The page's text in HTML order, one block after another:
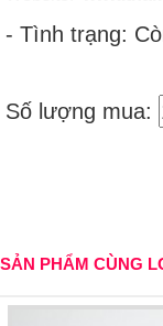
- Tình trạng:
Số lượng mua:
SẢN PHẨM CÙNG